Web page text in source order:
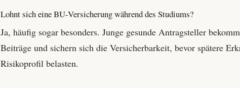
Lohnt sich eine BU-Versicherung während des Studiums?
Ja, häufig sogar besonders. Junge gesunde Antrag­steller
Beiträge und sichern sich die Versicherbarkeit, bevor spätere
Risiko­profil belasten.